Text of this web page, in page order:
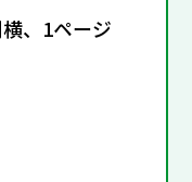
、1ページ